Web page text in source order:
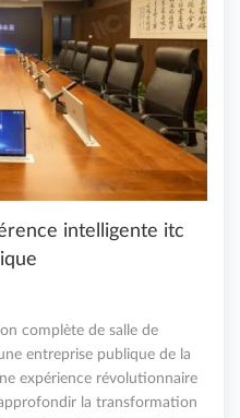
intelligente itc
complète de salle de
entreprise publique de la
expérience révolutionnaire
la transformation